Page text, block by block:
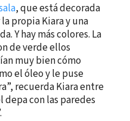
, que está decorada
propia Kiara y una
Y hay más colores. La
de verde ellos
muy bien cómo
el óleo y le puse
recuerda Kiara entre
depa con las paredes